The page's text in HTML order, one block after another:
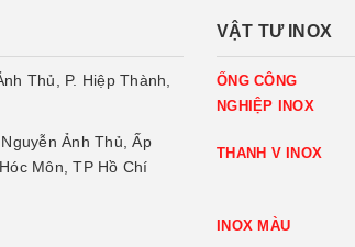
Thủ, P. Hiệp Thành,
Ảnh Thủ, Ấp
Môn, TP Hồ Chí
VẬT TƯ INOX
ỐNG CÔNG
NGHIỆP INOX
THANH V INOX
INOX MÀU